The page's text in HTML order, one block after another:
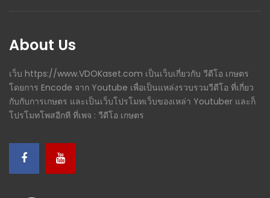
About Us
เว็บ https://www.VDOKaset.com เป็นเว็บเกี่ยวกับ วีดีโอ เกษตร
โดยการ Encode จาก Youtube เพื่อเป็นแหล่งรวบรวมวีดีโอ ที่เกี่ยว
กับกับการเกษตร และเป็นเว็บโปรโมทเว็บของเหล่า Youtuber และก็
โปรโมทโพสอีกที ที่เพจ : วีดีโอ เกษตร